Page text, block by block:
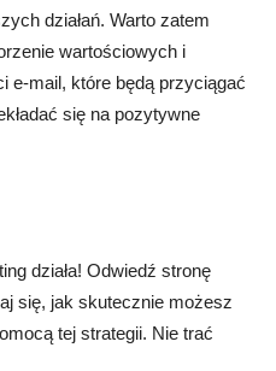
działań. Warto zatem
wartościowych i
e-mail, które będą przyciągać
się na pozytywne
działa! Odwiedź stronę
się, jak skutecznie możesz
tej strategii. Nie trać